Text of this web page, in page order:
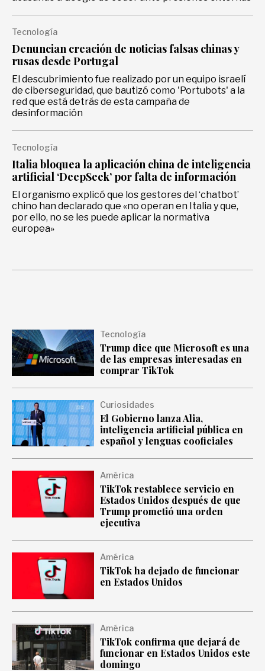
Tecnología
Denuncian creación de noticias falsas chinas y
rusas desde Portugal
El descubrimiento fue realizado por un equipo israelí
de ciberseguridad, que bautizó como 'Portubots' a la
red que está detrás de esta campaña de
desinformación
Tecnología
Italia bloquea la aplicación china de inteligencia
artificial ‘DeepSeek’ por falta de información
El organismo explicó que los gestores del ‘chatbot’
chino han declarado que «no operan en Italia y que,
por ello, no se les puede aplicar la normativa
europea»
Tecnología
Trump dice que Microsoft es una
de las empresas interesadas en
comprar TikTok
Curiosidades
El Gobierno lanza Alia,
inteligencia artificial pública en
español y lenguas cooficiales
América
TikTok restablece servicio en
Estados Unidos después de que
Trump prometió una orden
ejecutiva
América
TikTok ha dejado de funcionar
en Estados Unidos
América
TikTok confirma que dejará de
funcionar en Estados Unidos este
domingo